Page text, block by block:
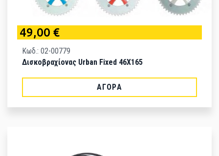
49,00 €
Κωδ.: 02-00779
Δισκοβραχίονας Urban Fixed 46X165
ΑΓΟΡΆ